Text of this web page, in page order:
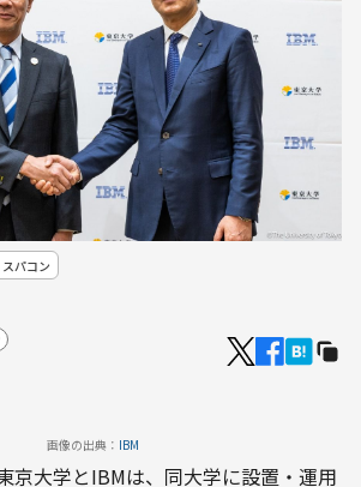
スパコン
画像の出典： IBM
京大学とIBMは、同大学に設置・運用